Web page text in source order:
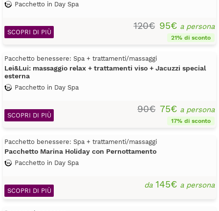
Pacchetto in Day Spa
120€ 95€ a persona
21% di sconto
SCOPRI DI PIÙ
Pacchetto benessere: Spa + trattamenti/massaggi
Lei&Lui: massaggio relax + trattamenti viso + Jacuzzi special
esterna
Pacchetto in Day Spa
90€ 75€ a persona
17% di sconto
SCOPRI DI PIÙ
Pacchetto benessere: Spa + trattamenti/massaggi
Pacchetto Marina Holiday con Pernottamento
Pacchetto in Day Spa
da145€ a persona
SCOPRI DI PIÙ